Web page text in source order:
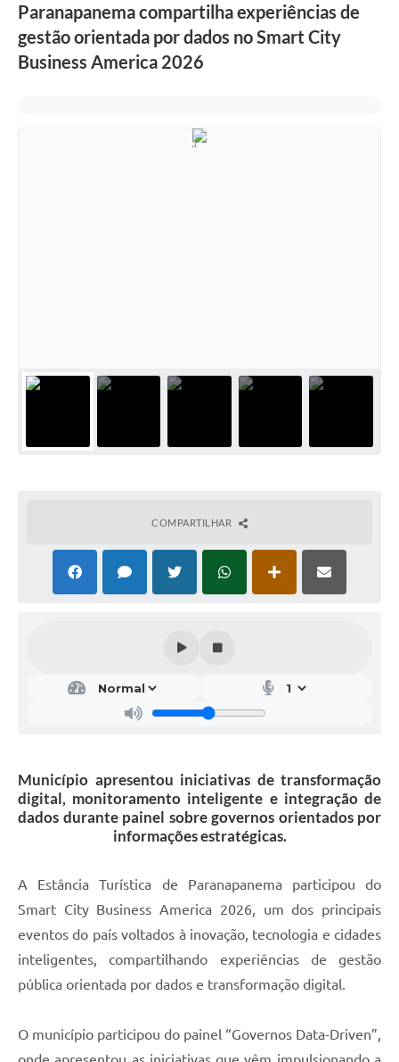
Leis Municipais
Legislação
Paranapanema compartilha experiências de
gestão orientada por dados no Smart City
Business America 2026
COMPARTILHAR
Município apresentou iniciativas de transformação
digital, monitoramento inteligente e integração de
dados durante painel sobre governos orientados por
informações estratégicas.
A Estância Turística de Paranapanema participou do
Smart City Business America 2026, um dos principais
eventos do país voltados à inovação, tecnologia e cidades
inteligentes, compartilhando experiências de gestão
pública orientada por dados e transformação digital.
O município participou do painel “Governos Data-Driven”,